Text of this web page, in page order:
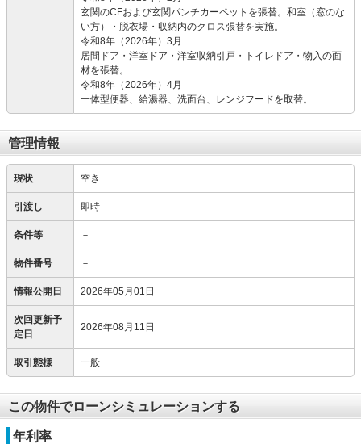
玄関のCFおよび玄関パンチカーペットを張替。和室（窓のな
い方）・脱衣場・収納内のクロス張替を実施。
令和8年（2026年）3月
居間ドア・洋室ドア・洋室収納引戸・トイレドア・物入の面
材を張替。
令和8年（2026年）4月
一体型便器、給湯器、洗面台、レンジフードを取替。
管理情報
現状 空き
引渡し 即時
条件等 －
物件番号 －
情報公開日 2026年05月01日
次回更新予
定日
2026年08月11日
取引態様 一般
この物件でローンシミュレーションする
年利率